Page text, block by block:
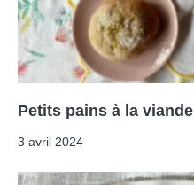
Petits pains à la viande
3 avril 2024